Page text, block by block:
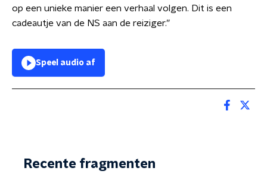
op een unieke manier een verhaal volgen. Dit is een
cadeautje van de NS aan de reiziger.”
Speel audio af
Recente fragmenten